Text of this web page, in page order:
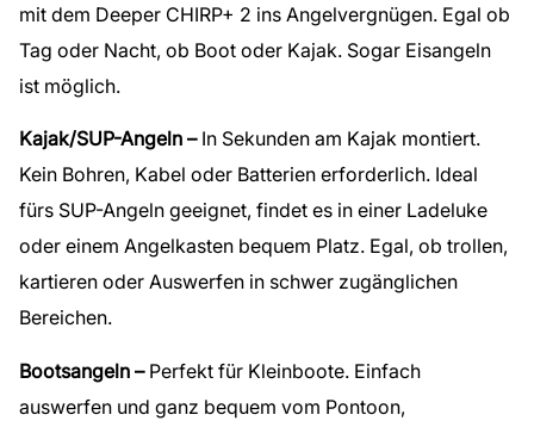
mit dem Deeper CHIRP+ 2 ins Angelvergnügen. Egal ob
Tag oder Nacht, ob Boot oder Kajak. Sogar Eisangeln
ist möglich.
Kajak/SUP-Angeln –In Sekunden am Kajak montiert.
Kein Bohren, Kabel oder Batterien erforderlich. Ideal
fürs SUP-Angeln geeignet, findet es in einer Ladeluke
oder einem Angelkasten bequem Platz. Egal, ob trollen,
kartieren oder Auswerfen in schwer zugänglichen
Bereichen.
Bootsangeln –Perfekt für Kleinboote. Einfach
auswerfen und ganz bequem vom Pontoon,